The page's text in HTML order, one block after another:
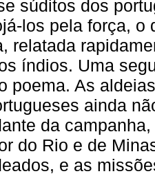
súditos dos
los pela força, o
relatada
índios. Uma
poema. As
ainda
da
do Rio e de
e as